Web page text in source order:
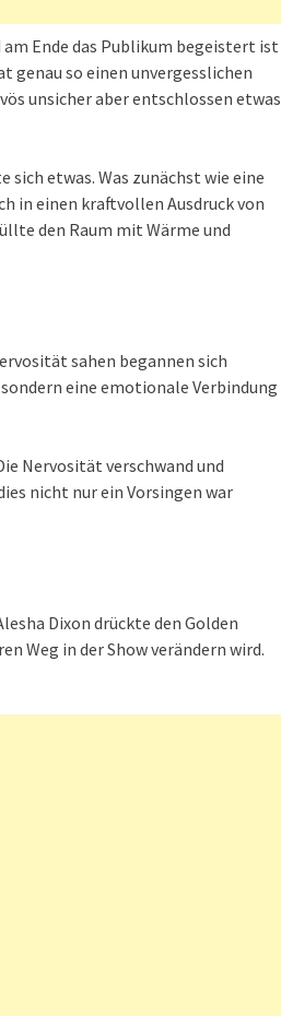
Ende das Publikum begeistert ist
genau so einen unvergesslichen
unsicher aber entschlossen etwas
sich etwas. Was zunächst wie eine
in einen kraftvollen Ausdruck von
den Raum mit Wärme und
sahen begannen sich
eine emotionale Verbindung
Nervosität verschwand und
nicht nur ein Vorsingen war
Dixon drückte den Golden
Weg in der Show verändern wird.